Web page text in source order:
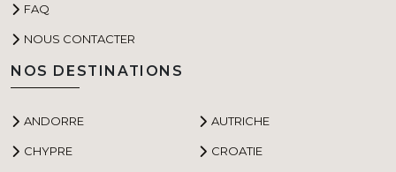
FAQ
NOUS CONTACTER
NOS DESTINATIONS
ANDORRE AUTRICHE
CHYPRE CROATIE